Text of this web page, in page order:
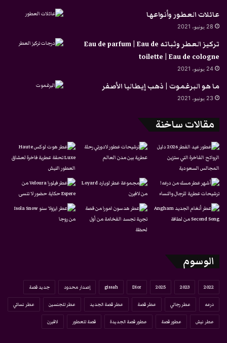
عائلات العطور وأنواعها
28 يونيو، 2021
تركيز العطر وثباته Eau de parfum | Eau de
toilette | Eau de cologne
24 يونيو، 2021
ما هو البرغموت | ذهب إيطاليا الأصفر
23 يونيو، 2021
مقالات ساخنة
الوسوم
2022
2023
2025
Dior
gissah إصدار محدود جديد قصة
درعه عطر رجالي عطر قصة عطر قصة الجديد عطر للجنسين عطر نسائي
عطر نيش عطور قصة عطور قصة الجديدة قصة للعطور لافيرن